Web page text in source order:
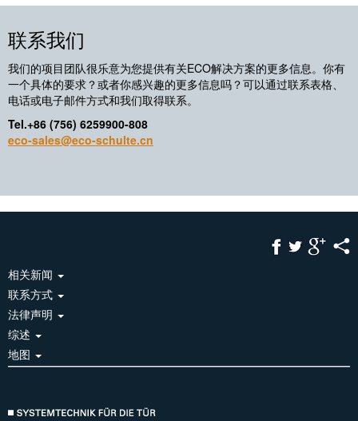
联系我们
我们的项目团队很乐意为您提供有关ECO解决方案的更多信息。你有
一个具体的要求？或者你感兴趣的更多信息吗？可以通过联系表格、
电话或电子邮件方式和我们取得联系。
Tel.+86 (756) 6259900-808
eco-sales@eco-schulte.cn
相关新闻
联系方式
法律声明
综述
地图